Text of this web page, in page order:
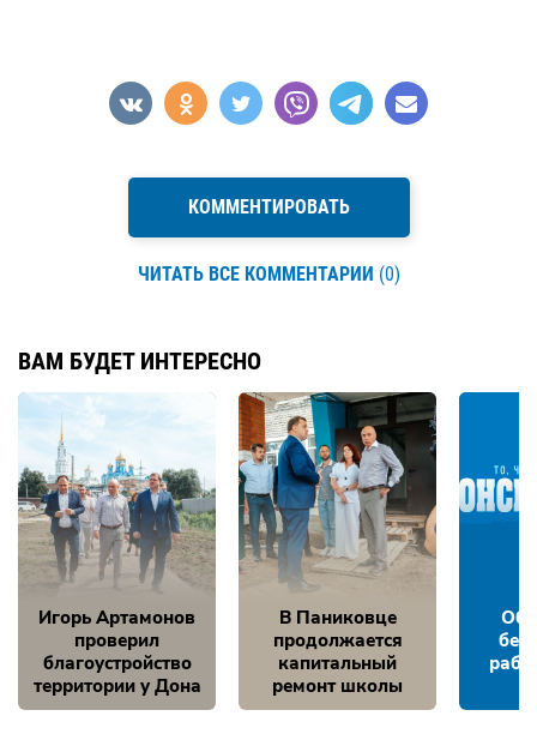
КОММЕНТИРОВАТЬ
ЧИТАТЬ ВСЕ КОММЕНТАРИИ (0)
ВАМ БУДЕТ ИНТЕРЕСНО
Игорь Артамонов
проверил
благоустройство
территории у Дона
В Паниковце
продолжается
капитальный
ремонт школы